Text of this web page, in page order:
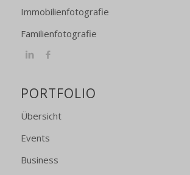
Immobilienfotografie
Familienfotografie
PORTFOLIO
Übersicht
Events
Business